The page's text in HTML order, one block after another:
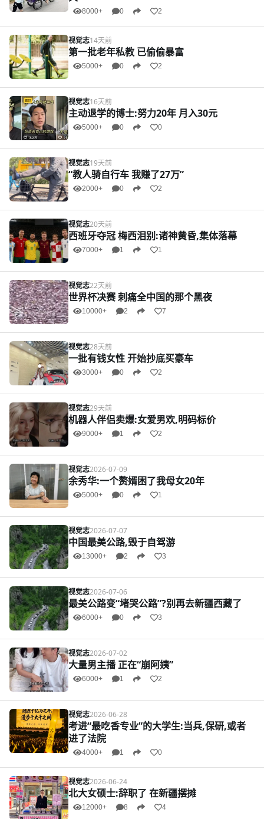
8000+ 0 2
视觉志14天前
第一批老年私教 已偷偷暴富
5000+ 0 2
视觉志16天前
主动退学的博士:努力20年 月入30元
5000+ 0 0
视觉志19天前
“教人骑自行车 我赚了27万”
2000+ 0 2
视觉志20天前
西班牙夺冠 梅西泪别:诸神黄昏,集体落幕
7000+ 1 1
视觉志22天前
世界杯决赛 刺痛全中国的那个黑夜
10000+ 2 7
视觉志28天前
一批有钱女性 开始抄底买豪车
3000+ 0 2
视觉志29天前
机器人伴侣卖爆:女爱男欢,明码标价
9000+ 1 2
视觉志2026-07-09
余秀华:一个赘婿困了我母女20年
5000+ 0 1
视觉志2026-07-07
中国最美公路,毁于自驾游
13000+ 2 3
视觉志2026-07-06
最美公路变“堵哭公路”?别再去新疆西藏了
6000+ 0 3
视觉志2026-07-02
大量男主播 正在“崩阿姨”
6000+ 1 2
视觉志2026-06-28
考进“最吃香专业”的大学生:当兵,保研,或者
进了法院
4000+ 1 0
视觉志2026-06-24
北大女硕士:辞职了 在新疆摆摊
12000+ 8 4